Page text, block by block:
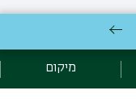
מיקום